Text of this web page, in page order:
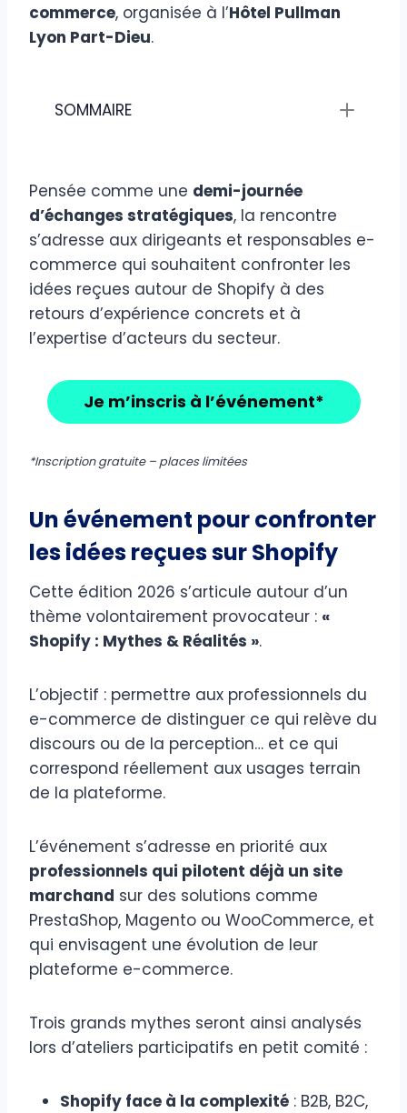
commerce, organisée à l’Hôtel Pullman
Lyon Part-Dieu.
SOMMAIRE
Pensée comme une demi-journée
d’échanges stratégiques, la rencontre
s’adresse aux dirigeants et responsables e-
commerce qui souhaitent confronter les
idées reçues autour de Shopify à des
retours d’expérience concrets et à
l’expertise d’acteurs du secteur.
Je m’inscris à l’événement*
*Inscription gratuite – places limitées
Un événement pour confronter
les idées reçues sur Shopify
Cette édition 2026 s’articule autour d’un
thème volontairement provocateur : «
Shopify : Mythes & Réalités ».
L’objectif : permettre aux professionnels du
e-commerce de distinguer ce qui relève du
discours ou de la perception… et ce qui
correspond réellement aux usages terrain
de la plateforme.
L’événement s’adresse en priorité aux
professionnels qui pilotent déjà un site
marchand sur des solutions comme
PrestaShop, Magento ou WooCommerce, et
qui envisagent une évolution de leur
plateforme e-commerce.
Trois grands mythes seront ainsi analysés
lors d’ateliers participatifs en petit comité :
Shopify face à la complexité : B2B, B2C,